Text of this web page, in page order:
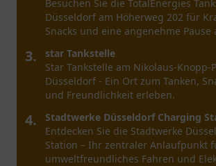
Besuchen Sie die TotalEnergies
Düsseldorf am Höherweg 202 für
Snacks und eine angenehme Pause
3.
star Tankstelle
Star Tankstelle am Nikolaus-Knopp-
Düsseldorf - Ein Ort zum Tanken,
und Freundlichkeit erleben.
4.
Stadtwerke Düsseldorf Charging
Entdecken Sie die Stadtwerke
Station – Ihr zentraler Anlaufpunkt
umweltfreundliches Fahren und